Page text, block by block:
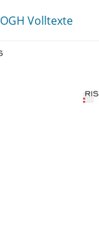
OGH Volltexte